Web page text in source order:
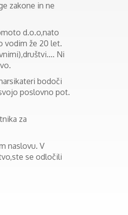
zakone in ne
d.o.o,nato
vodim že 20 let.
Ni
bodoči
poslovno pot.
za
naslovu. V
se odločili